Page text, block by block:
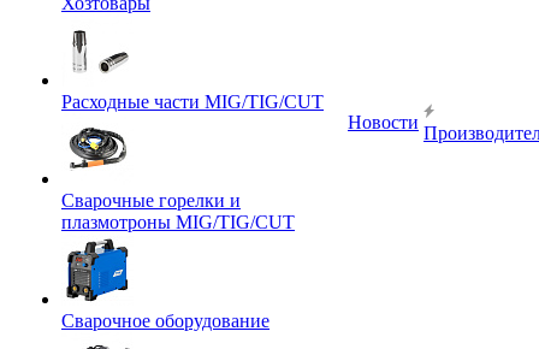
Расходные части MIG/TIG/CUT
Сварочные горелки и
плазмотроны MIG/TIG/CUT
Сварочное оборудование
Новости